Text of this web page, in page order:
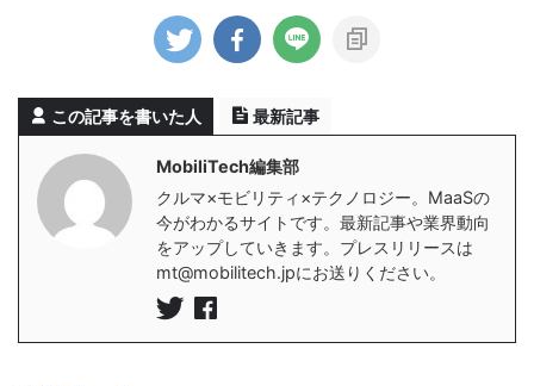
この記事を書いた人 最新記事
MobiliTech編集部
クルマ×モビリティ×テクノロジー。MaaSの
今がわかるサイトです。最新記事や業界動向
をアップしていきます。プレスリリースは
mt@mobilitech.jpにお送りください。